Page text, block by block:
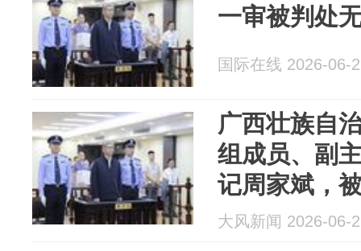
一审被判处
国际在线 2026-06-
广西壮族自
组成员、副
记周家斌，
大风新闻 2026-06-